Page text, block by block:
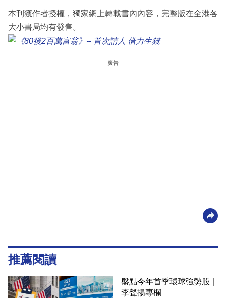
本刊獲作者授權，獨家網上轉載書內內容，完整版在全港各
大小書局均有發售。
廣告
推薦閱讀
盤點今年首季環球強勢股｜
李聲揚專欄